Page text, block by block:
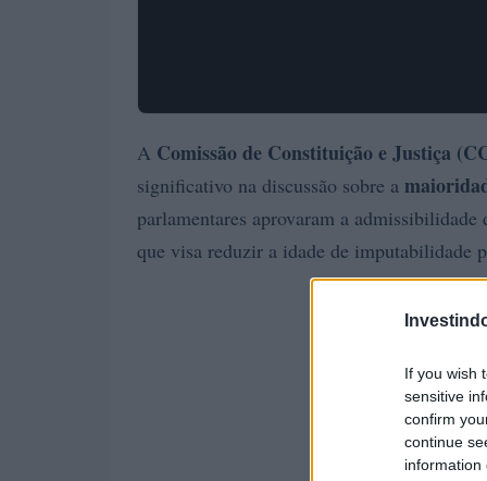
If you wish
sensitive
confirm
continue
information
A Comissão de Constituição e Justiça
significativo na discussão sobre a
parlamentares aprovaram a admissibilidade
que visa reduzir a idade de imputabilidade